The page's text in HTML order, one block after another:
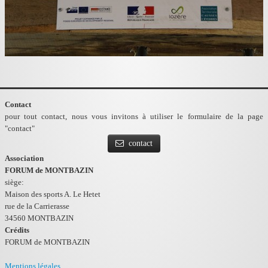
Contact
pour tout contact, nous vous invitons à utiliser le formulaire de la page
"contact"
contact
Association
FORUM de MONTBAZIN
siège:
Maison des sports A. Le Hetet
rue de la Carrierasse
34560 MONTBAZIN
Crédits
FORUM de MONTBAZIN
Mentions légales